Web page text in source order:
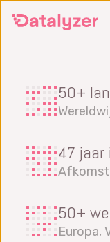
naar
50+
47 jaar
50+
Europa,